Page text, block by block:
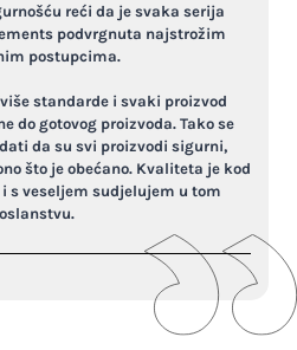
reći da je svaka serija
podvrgnuta najstrožim
postupcima.
standarde i svaki proizvod
do gotovog proizvoda. Tako se
da su svi proizvodi sigurni,
što je obećano. Kvaliteta je kod
s veseljem sudjelujem u tom